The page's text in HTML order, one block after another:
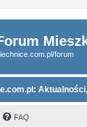
forum
FAQ